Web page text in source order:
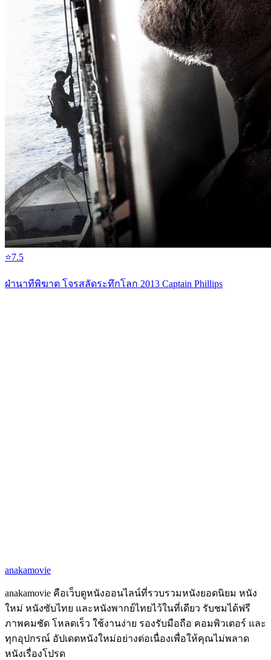
⭐7.5
ฝ่านาทีพิฆาต โจรสลัดระทึกโลก 2013 Captain Phillips
anakamovie
anakamovie คือเว็บดูหนังออนไลน์ที่รวบรวมหนังยอดนิยม หนัง
ใหม่ หนังซับไทย และหนังพากย์ไทยไว้ในที่เดียว รับชมได้ฟรี
ภาพคมชัด โหลดเร็ว ใช้งานง่าย รองรับมือถือ คอมพิวเตอร์ และ
ทุกอุปกรณ์ อัปเดตหนังใหม่อย่างต่อเนื่องเพื่อให้คุณไม่พลาด
หนังเรื่องโปรด